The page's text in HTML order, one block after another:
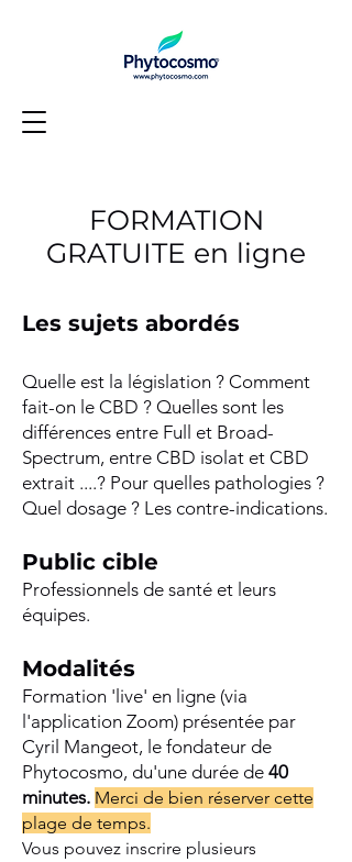
FORMATION
GRATUITE en ligne
Les sujets abordés
Quelle est la législation ? Comment
fait-on le CBD ? Quelles sont les
différences entre Full et Broad-
Spectrum, entre CBD isolat et CBD
extrait ....? Pour quelles pathologies ?
Quel dosage ? Les contre-indications.
Public cible
Professionnels de santé et leurs
équipes.
Modalités
Formation 'live' en ligne (via
l'application Zoom) présentée par
Cyril Mangeot, le fondateur de
Phytocosmo, du'une durée de 40
minutes. Merci de bien réserver cette
plage de temps.
Vous pouvez inscrire plusieurs